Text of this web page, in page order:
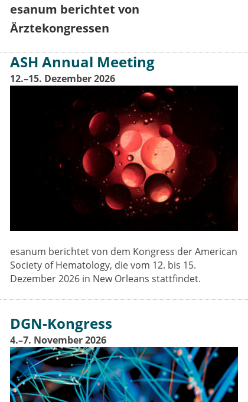
esanum berichtet von
Ärztekongressen
ASH Annual Meeting
12.–15. Dezember 2026
esanum berichtet von dem Kongress der American
Society of Hematology, die vom 12. bis 15.
Dezember 2026 in New Orleans stattfindet.
DGN-Kongress
4.–7. November 2026